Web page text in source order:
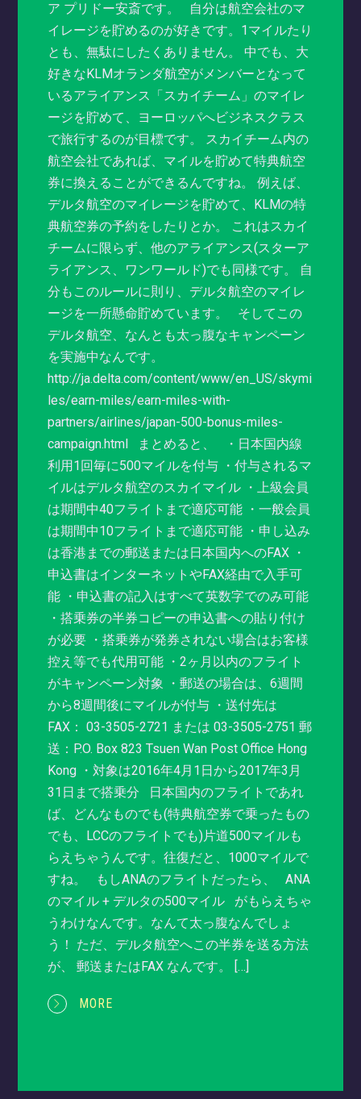
ア プリドー安斎です。 自分は航空会社のマ
イレージを貯めるのが好きです。1マイルたり
とも、無駄にしたくありません。 中でも、大
好きなKLMオランダ航空がメンバーとなって
いるアライアンス「スカイチーム」のマイレ
ージを貯めて、ヨーロッパへビジネスクラス
で旅行するのが目標です。 スカイチーム内の
航空会社であれば、マイルを貯めて特典航空
券に換えることができるんですね。 例えば、
デルタ航空のマイレージを貯めて、KLMの特
典航空券の予約をしたりとか。 これはスカイ
チームに限らず、他のアライアンス(スターア
ライアンス、ワンワールド)でも同様です。 自
分もこのルールに則り、デルタ航空のマイレ
ージを一所懸命貯めています。 そしてこの
デルタ航空、なんとも太っ腹なキャンペーン
を実施中なんです。
http://ja.delta.com/content/www/en_US/skymi
les/earn-miles/earn-miles-with-
partners/airlines/japan-500-bonus-miles-
campaign.html まとめると、 ・日本国内線
利用1回毎に500マイルを付与 ・付与されるマ
イルはデルタ航空のスカイマイル ・上級会員
は期間中40フライトまで適応可能 ・一般会員
は期間中10フライトまで適応可能 ・申し込み
は香港までの郵送または日本国内へのFAX ・
申込書はインターネットやFAX経由で入手可
能 ・申込書の記入はすべて英数字でのみ可能
・搭乗券の半券コピーの申込書への貼り付け
が必要 ・搭乗券が発券されない場合はお客様
控え等でも代用可能 ・2ヶ月以内のフライト
がキャンペーン対象 ・郵送の場合は、6週間
から8週間後にマイルが付与 ・送付先は
FAX： 03-3505-2721 または 03-3505-2751 郵
送：P.O. Box 823 Tsuen Wan Post Office Hong
Kong ・対象は2016年4月1日から2017年3月
31日まで搭乗分 日本国内のフライトであれ
ば、どんなものでも(特典航空券で乗ったもの
でも、LCCのフライトでも)片道500マイルも
らえちゃうんです。往復だと、1000マイルで
すね。 もしANAのフライトだったら、 ANA
のマイル + デルタの500マイル がもらえちゃ
うわけなんです。なんて太っ腹なんでしょ
う！ ただ、デルタ航空へこの半券を送る方法
が、 郵送またはFAX なんです。 […]
MORE